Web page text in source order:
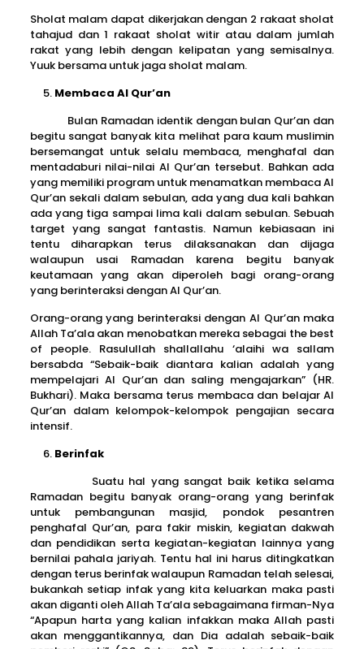
Sholat malam dapat dikerjakan dengan 2 rakaat sholat
tahajud dan 1 rakaat sholat witir atau dalam jumlah
rakat yang lebih dengan kelipatan yang semisalnya.
Yuuk bersama untuk jaga sholat malam.
Membaca Al Qur’an
Bulan Ramadan identik dengan bulan Qur’an dan
begitu sangat banyak kita melihat para kaum muslimin
bersemangat untuk selalu membaca, menghafal dan
mentadaburi nilai-nilai Al Qur’an tersebut. Bahkan ada
yang memiliki program untuk menamatkan membaca Al
Qur’an sekali dalam sebulan, ada yang dua kali bahkan
ada yang tiga sampai lima kali dalam sebulan. Sebuah
target yang sangat fantastis. Namun kebiasaan ini
tentu diharapkan terus dilaksanakan dan dijaga
walaupun usai Ramadan karena begitu banyak
keutamaan yang akan diperoleh bagi orang-orang
yang berinteraksi dengan Al Qur’an.
Orang-orang yang berinteraksi dengan Al Qur’an maka
Allah Ta’ala akan menobatkan mereka sebagai the best
of people. Rasulullah shallallahu ‘alaihi wa sallam
bersabda “Sebaik-baik diantara kalian adalah yang
mempelajari Al Qur’an dan saling mengajarkan” (HR.
Bukhari). Maka bersama terus membaca dan belajar Al
Qur’an dalam kelompok-kelompok pengajian secara
intensif.
Berinfak
Suatu hal yang sangat baik ketika selama
Ramadan begitu banyak orang-orang yang berinfak
untuk pembangunan masjid, pondok pesantren
penghafal Qur’an, para fakir miskin, kegiatan dakwah
dan pendidikan serta kegiatan-kegiatan lainnya yang
bernilai pahala jariyah. Tentu hal ini harus ditingkatkan
dengan terus berinfak walaupun Ramadan telah selesai,
bukankah setiap infak yang kita keluarkan maka pasti
akan diganti oleh Allah Ta’ala sebagaimana firman-Nya
“Apapun harta yang kalian infakkan maka Allah pasti
akan menggantikannya, dan Dia adalah sebaik-baik